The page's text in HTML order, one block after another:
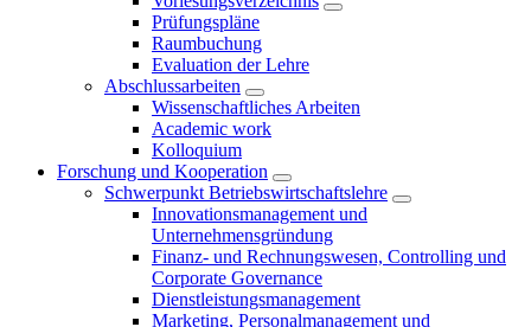
Prüfungspläne
Raumbuchung
Evaluation der Lehre
Abschlussarbeiten
Wissenschaftliches Arbeiten
Academic work
Kolloquium
Forschung und Kooperation
Schwerpunkt Betriebswirtschaftslehre
Innovationsmanagement und
Unternehmensgründung
Finanz- und Rechnungswesen, Controlling und
Corporate Governance
Dienstleistungsmanagement
Marketing, Personalmanagement und